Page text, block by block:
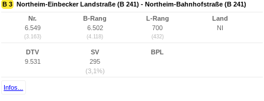
B 3 Northeim-Einbecker Landstraße (B 241) - Northeim-Bahnhofstraße (B 241)
Nr.
6.549
(3.163)
B-Rang
6.502
(4.118)
L-Rang
700
(432)
Land
NI
DTV
9.531
SV
295
(3,1%)
BPL
Infos...